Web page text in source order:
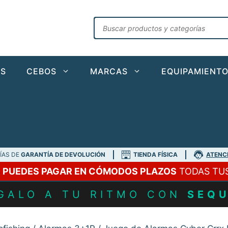
Búsqueda
de
productos
CEBOS MARCAS EQUIPAMIENTO
DEGARANTÍA DE DEVOLUCIÓN TIENDA FÍSICA
PUEDES PAGAR EN CÓMODOS PLAZOS TODAS
A TU RITMO CON